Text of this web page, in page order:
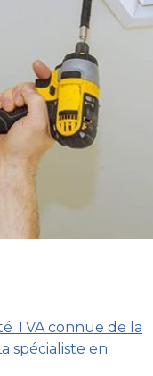
TVA connue de la
spécialiste en